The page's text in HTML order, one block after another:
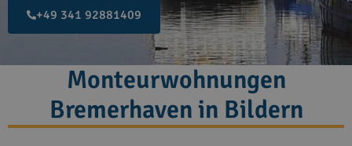
+49 341 92881409
Monteurwohnungen
Bremerhaven in Bildern